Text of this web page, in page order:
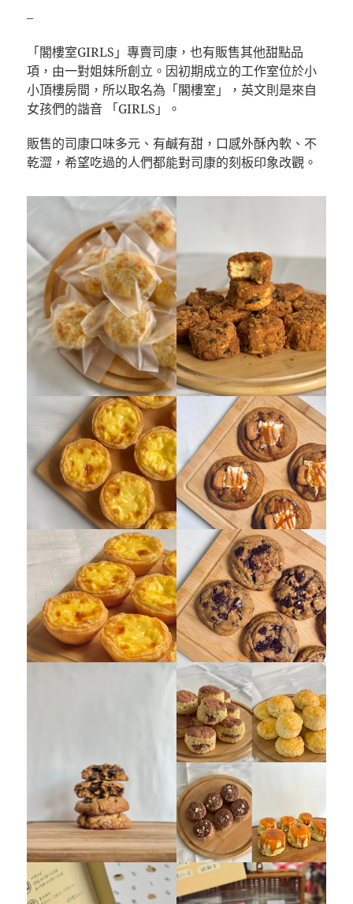
–
「閣樓室GIRLS」專賣司康，也有販售其他甜點品
項，由一對姐妹所創立。因初期成立的工作室位於小
小頂樓房間，所以取名為「閣樓室」，英文則是來自
女孩們的諧音 「GIRLS」。
販售的司康口味多元、有鹹有甜，口感外酥內軟、不
乾澀，希望吃過的人們都能對司康的刻板印象改觀。